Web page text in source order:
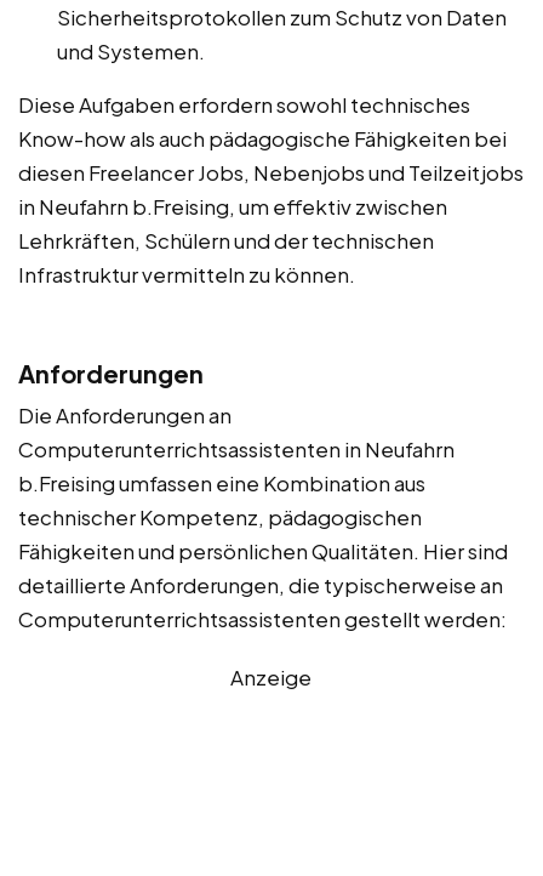
Sicherheitsprotokollen zum Schutz von Daten
und Systemen.
Diese Aufgaben erfordern sowohl technisches
Know-how als auch pädagogische Fähigkeiten bei
diesen Freelancer Jobs, Nebenjobs und Teilzeitjobs
in Neufahrn b.Freising, um effektiv zwischen
Lehrkräften, Schülern und der technischen
Infrastruktur vermitteln zu können.
Anforderungen
Die Anforderungen an
Computerunterrichtsassistenten in Neufahrn
b.Freising umfassen eine Kombination aus
technischer Kompetenz, pädagogischen
Fähigkeiten und persönlichen Qualitäten. Hier sind
detaillierte Anforderungen, die typischerweise an
Computerunterrichtsassistenten gestellt werden:
Anzeige